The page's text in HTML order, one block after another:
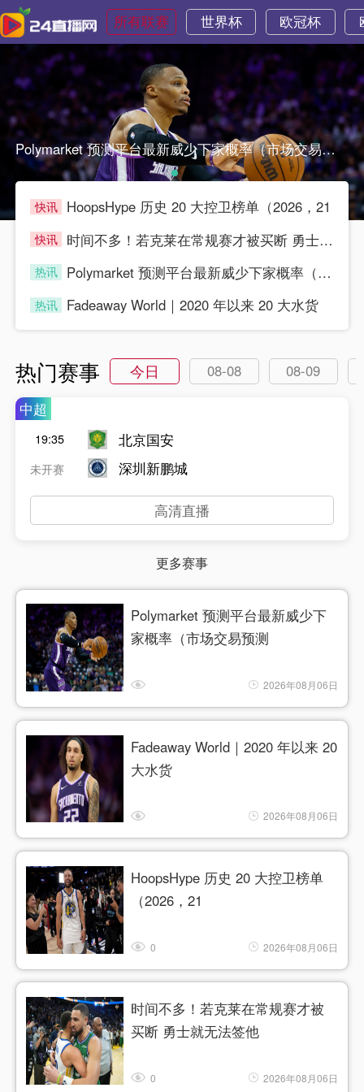
所有联赛 世界杯 欧冠杯
Polymarket 预测平台最新威少下家概率（市场交易预测Polymarket 预测平台最新威少下家概率（市场交易预测
快讯
HoopsHype 历史 20 大控卫榜单（2026，21
快讯
时间不多！若克莱在常规赛才被买断 勇士就无法签他
热讯
Polymarket 预测平台最新威少下家概率（市场交易预测
热讯
Fadeaway World｜2020 年以来 20 大水货
热门赛事 今日 08-08
08-09
中超
19:35
未开赛
北京国安
深圳新鹏城
高清直播
更多赛事
Polymarket 预测平台最新威少下
家概率（市场交易预测
2026年08月06日
Fadeaway World｜2020 年以来 20
大水货
2026年08月06日
HoopsHype 历史 20 大控卫榜单
（2026，21
0 2026年08月06日
时间不多！若克莱在常规赛才被
买断 勇士就无法签他
0 2026年08月06日